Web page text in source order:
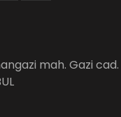
mah. Gazi cad.